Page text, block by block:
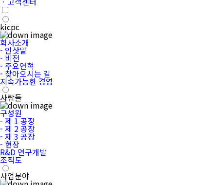
kicpc
회사소개
- 인삿말
- 비전
- 주요연혁
- 찾아오시는 길
지속가능한 경영
사람들
구성원
- 제 1 공장
- 제 2 공장
- 제 3 공장
- 현장
R&D 연구개발
조직도
사업분야